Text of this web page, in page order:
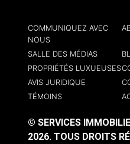
COMMUNIQUEZ AVEC
NOUS
SALLE DES MÉDIAS
PROPRIÉTÉS LUXUEUSES
AVIS JURIDIQUE
TÉMOINS
© SERVICES
2026. TOUS DROITS